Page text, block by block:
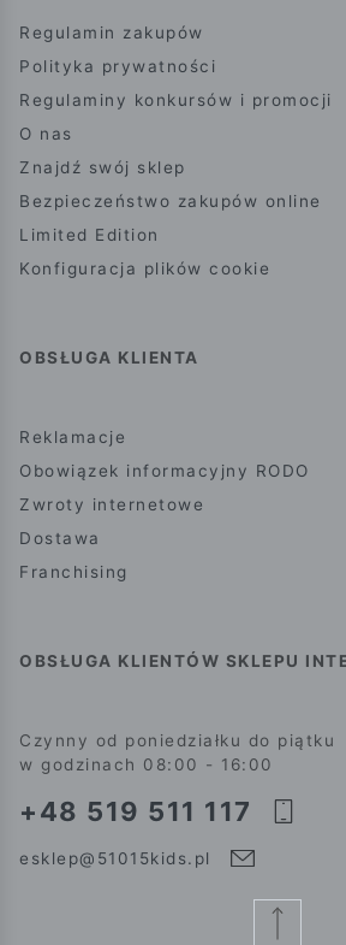
Regulamin zakupów
Polityka prywatności
Regulaminy konkursów i promocji
O nas
Znajdź swój sklep
Bezpieczeństwo zakupów online
Limited Edition
Konfiguracja plików cookie
OBSŁUGA KLIENTA
Reklamacje
Obowiązek informacyjny RODO
Zwroty internetowe
Dostawa
Franchising
OBSŁUGA KLIENTÓW SKLEPU
Czynny od poniedziałku do piątku
w godzinach 08:00 - 16:00
+48 519 511 117
esklep@51015kids.pl